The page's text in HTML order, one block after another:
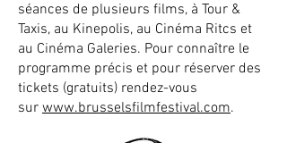
séances de plusieurs films, à Tour &
Taxis, au Kinepolis, au Cinéma Ritcs et
au Cinéma Galeries. Pour connaître le
programme précis et pour réserver des
tickets (gratuits) rendez-vous
sur www.brusselsfilmfestival.com.